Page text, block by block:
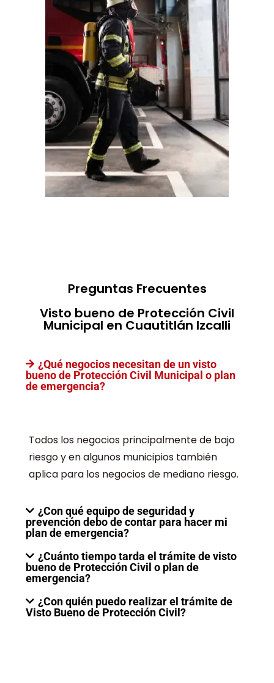
Preguntas Frecuentes
Visto bueno de Protección Civil
Municipal en Cuautitlán Izcalli
¿Qué negocios necesitan de un visto
bueno de Protección Civil Municipal o plan
de emergencia?
Todos los negocios principalmente de bajo
riesgo y en algunos municipios también
aplica para los negocios de mediano riesgo.
¿Con qué equipo de seguridad y
prevención debo de contar para hacer mi
plan de emergencia?
¿Cuánto tiempo tarda el trámite de visto
bueno de Protección Civil o plan de
emergencia?
¿Con quién puedo realizar el trámite de
Visto Bueno de Protección Civil?